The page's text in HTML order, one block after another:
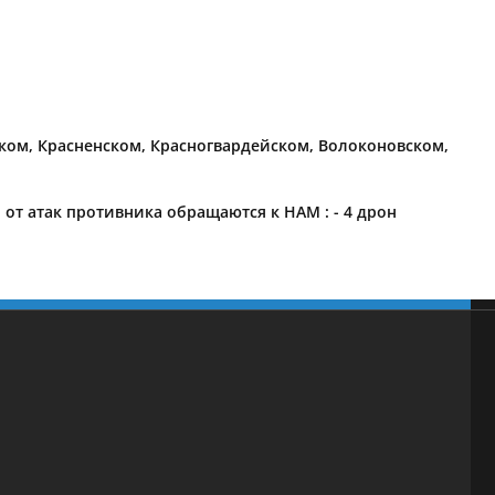
Красненском, Красногвардейском, Волоконовском,
атак противника обращаются к НАМ : - 4 дрон